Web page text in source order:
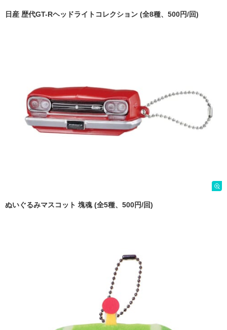
日産 歴代GT-Rヘッドライトコレクション (全8種、500円/回)
ぬいぐるみマスコット 塊魂 (全5種、500円/回)